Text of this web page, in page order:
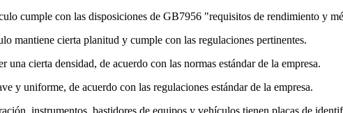
cumple con las disposiciones de GB7956 "requisitos de rendimiento y
mantiene cierta planitud y cumple con las regulaciones pertinentes.
una cierta densidad, de acuerdo con las normas estándar de la empresa.
y uniforme, de acuerdo con las regulaciones estándar de la empresa.